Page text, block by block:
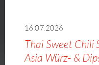
16.07.2026
Thai Sweet Chili
Asia Würz- &